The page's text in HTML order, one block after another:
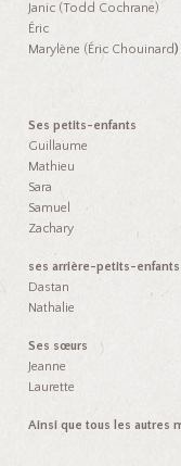
Janic (Todd Cochrane)
Éric
Marylène (Éric Chouinard)
Ses petits-enfants
Guillaume
Mathieu
Sara
Samuel
Zachary
ses arrière-petits-enfants
Dastan
Nathalie
Ses sœurs
Jeanne
Laurette
Ainsi que tous les autres